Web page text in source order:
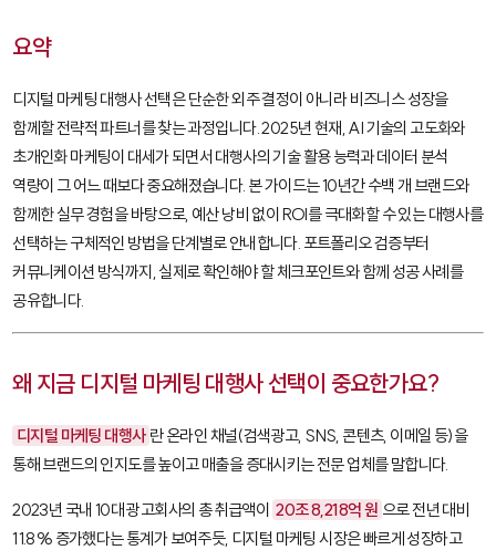
요약
디지털 마케팅 대행사 선택은 단순한 외주 결정이 아니라 비즈니스 성장을
함께할 전략적 파트너를 찾는 과정입니다. 2025년 현재, AI 기술의 고도화와
초개인화 마케팅이 대세가 되면서 대행사의 기술 활용 능력과 데이터 분석
역량이 그 어느 때보다 중요해졌습니다. 본 가이드는 10년간 수백 개 브랜드와
함께한 실무 경험을 바탕으로, 예산 낭비 없이 ROI를 극대화할 수 있는 대행사를
선택하는 구체적인 방법을 단계별로 안내합니다. 포트폴리오 검증부터
커뮤니케이션 방식까지, 실제로 확인해야 할 체크포인트와 함께 성공 사례를
공유합니다.
왜 지금 디지털 마케팅 대행사 선택이 중요한가요?
디지털 마케팅 대행사 란 온라인 채널(검색광고, SNS, 콘텐츠, 이메일 등)을
통해 브랜드의 인지도를 높이고 매출을 증대시키는 전문 업체를 말합니다.
2023년 국내 10대 광고회사의 총 취급액이 20조 8,218억 원 으로 전년 대비
11.8% 증가했다는 통계가 보여주듯, 디지털 마케팅 시장은 빠르게 성장하고